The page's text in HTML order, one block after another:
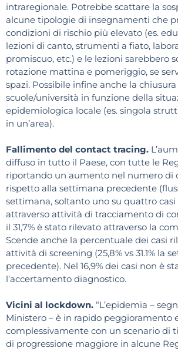
intraregionale. Potrebbe scattare la
alcune tipologie di insegnamenti che
condizioni di rischio più elevato (es.
lezioni di canto, strumenti a fiato,
promiscuo, etc.) e le lezioni sarebbero
rotazione mattina e pomeriggio, se
spazi. Possibile infine anche la
scuole/università in funzione della
epidemiologica locale (es. singola
in un’area).
Fallimento del contact tracing.
diffuso in tutto il Paese, con tutte le
riportando un aumento nel numero di
rispetto alla settimana precedente
settimana, soltanto uno su quattro
attraverso attività di tracciamento di
il 31,7% è stato rilevato attraverso la
Scende anche la percentuale dei casi
attività di screening (25,8% vs 31.1% la
precedente). Nel 16,9% dei casi non è
l’accertamento diagnostico.
Vicini al lockdown. “L’epidemia –
Ministero – è in rapido peggioramento
complessivamente con un scenario di
di progressione maggiore in alcune